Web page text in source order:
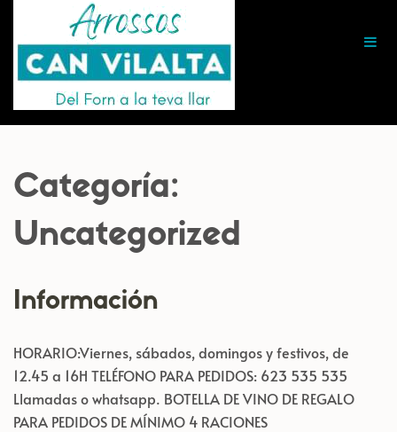
CAN VILALTA
Otro sitio realizado con WordPress
Categoría:
Uncategorized
Información
HORARIO:Viernes, sábados, domingos y festivos, de
12.45 a 16H TELÉFONO PARA PEDIDOS: 623 535 535
Llamadas o whatsapp. BOTELLA DE VINO DE REGALO
PARA PEDIDOS DE MÍNIMO 4 RACIONES